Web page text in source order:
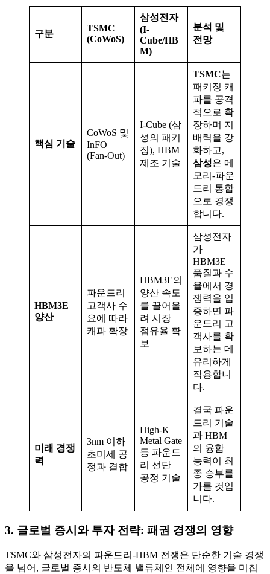
구분
TSMC
(CoWoS)
삼성전자
(I-
Cube/HB
M)
분석 및
전망
핵심 기술
CoWoS 및
InFO
(Fan-Out)
I-Cube (삼
성의 패키
징), HBM
제조 기술
TSMC는
패키징 캐
파를 공격
적으로 확
장하며 지
배력을 강
화하고,
삼성은 메
모리-파운
드리 통합
으로 경쟁
합니다.
HBM3E
양산
파운드리
고객사 수
요에 따라
캐파 확장
HBM3E의
양산 속도
를 끌어올
려 시장
점유율 확
보
삼성전자
가
HBM3E
품질과 수
율에서 경
쟁력을 입
증하면 파
운드리 고
객사를 확
보하는 데
유리하게
작용합니
다.
미래 경쟁
력
3nm 이하
초미세 공
정과 결합
High-K
Metal Gate
등 파운드
리 선단
공정 기술
결국 파운
드리 기술
과 HBM
의 융합
능력이 최
종 승부를
가를 것입
니다.
3. 글로벌 증시와 투자 전략: 패권 경쟁의 영향
TSMC와 삼성전자의 파운드리-HBM 전쟁은 단순한 기술 경쟁
을 넘어, 글로벌 증시의 반도체 밸류체인 전체에 영향을 미칩